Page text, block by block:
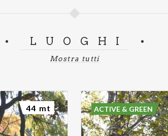
LUOGHI
Mostra tutti
44 mt ACTIVE & GREEN